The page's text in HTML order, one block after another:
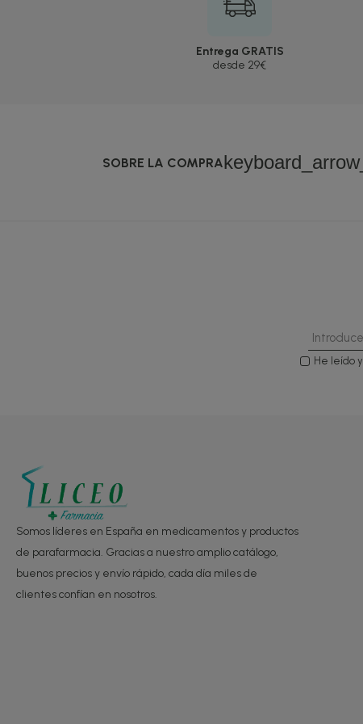
Entrega GRATIS
desde 29€
SOBRE LA COMPRA
He leído
Somos líderes en España en medicamentos y productos
de parafarmacia. Gracias a nuestro amplio catálogo,
buenos precios y envío rápido, cada día miles de
clientes confían en nosotros.